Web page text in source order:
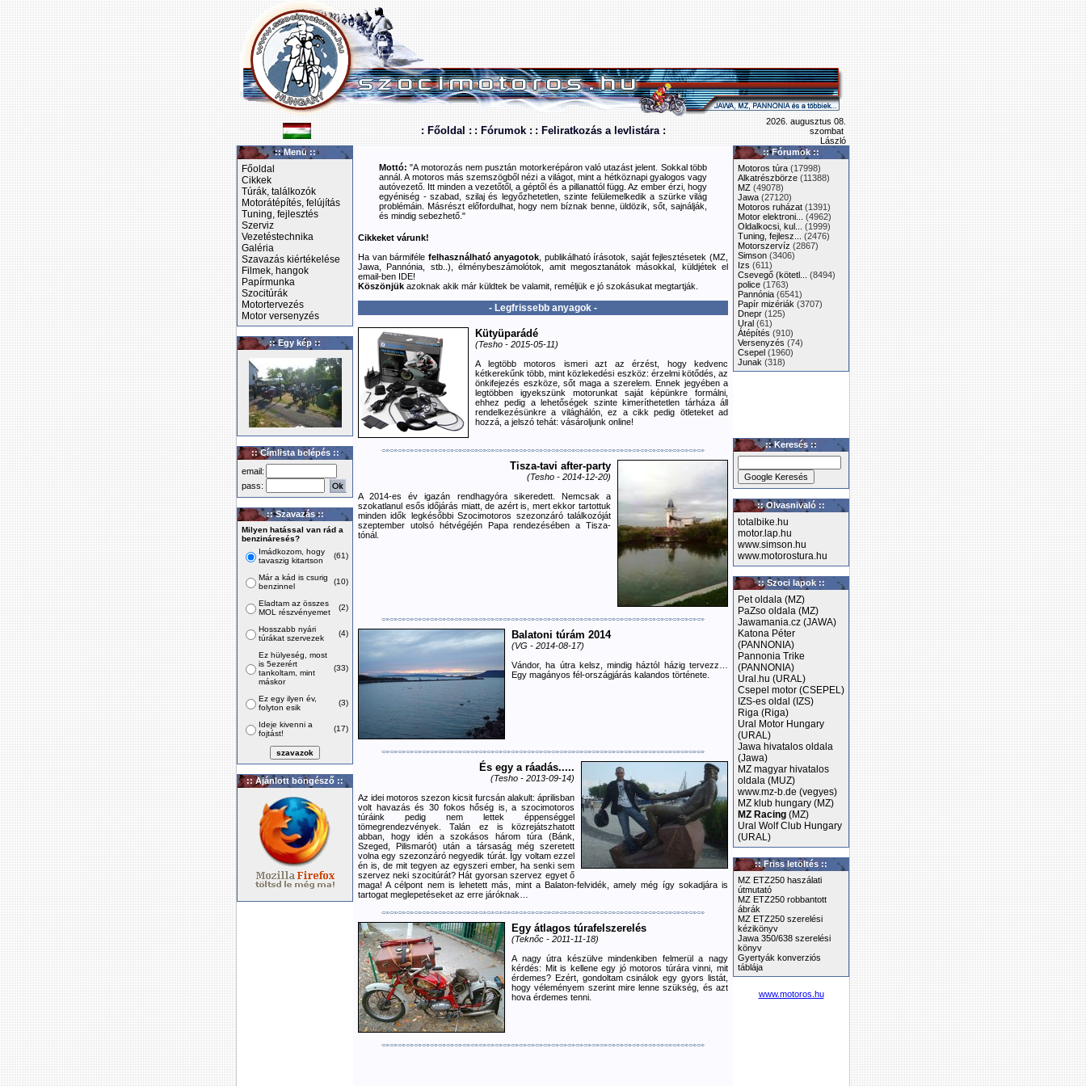
: Főoldal : : Fórumok : : Feliratkozás a levlistára :
2026. augusztus 08.
szombat
László
:: Menü ::
Főoldal
Cikkek
Túrák, találkozók
Motorátépítés, felújítás
Tuning, fejlesztés
Szerviz
Vezetéstechnika
Galéria
Szavazás kiértékelése
Filmek, hangok
Papírmunka
Szocitúrák
Motortervezés
Motor versenyzés
:: Egy kép ::
:: Címlista belépés ::
email:
pass:
:: Szavazás ::
Milyen hatással van rád a
benzináresés?
Imádkozom, hogy
tavaszig kitartson
(61)
Már a kád is csurig
benzinnel
(10)
Eladtam az összes
MOL részvényemet
(2)
Hosszabb nyári
túrákat szervezek
(4)
Ez hülyeség, most
is 5ezerért
tankoltam, mint
máskor
(33)
Ez egy ilyen év,
folyton esik
(3)
Ideje kivenni a
fojtást!
(17)
:: Ajánlott böngésző ::
Mottó: "A motorozás nem pusztán motorkerépáron való utazást jelent. Sokkal több
annál. A motoros más szemszögből nézi a világot, mint a hétköznapi gyalogos vagy
autóvezető. Itt minden a vezetőtől, a géptől és a pillanattól függ. Az ember érzi, hogy
egyéniség - szabad, szilaj és legyőzhetetlen, szinte felülemelkedik a szürke világ
problémáin. Másrészt előfordulhat, hogy nem bíznak benne, üldözik, sőt, sajnálják,
és mindig sebezhető."
Cikkeket várunk!
Ha van bármiféle felhasználható anyagotok , publikálható írásotok, saját fejlesztésetek (MZ,
Jawa, Pannónia, stb..), élménybeszámolótok, amit megosztanátok másokkal, küldjétek el
email-ben IDE!
Köszönjük azoknak akik már küldtek be valamit, reméljük e jó szokásukat megtartják.
- Legfrissebb anyagok -
Kütyüparádé
(Tesho - 2015-05-11)
A legtöbb motoros ismeri azt az érzést, hogy kedvenc
kétkerekűnk több, mint közlekedési eszköz: érzelmi kötődés, az
önkifejezés eszköze, sőt maga a szerelem. Ennek jegyében a
legtöbben igyekszünk motorunkat saját képünkre formálni,
ehhez pedig a lehetőségek szinte kimeríthetetlen tárháza áll
rendelkezésünkre a világhálón, ez a cikk pedig ötleteket ad
hozzá, a jelszó tehát: vásároljunk online!
Tisza-tavi after-party
(Tesho - 2014-12-20)
A 2014-es év igazán rendhagyóra sikeredett. Nemcsak a
szokatlanul esős időjárás miatt, de azért is, mert ekkor tartottuk
minden idők legkésőbbi Szocimotoros szezonzáró találkozóját
szeptember utolsó hétvégéjén Papa rendezésében a Tisza-
tónál.
Balatoni túrám 2014
(VG - 2014-08-17)
Vándor, ha útra kelsz, mindig háztól házig tervezz…
Egy magányos fél-országjárás kalandos története.
És egy a ráadás.....
(Tesho - 2013-09-14)
Az idei motoros szezon kicsit furcsán alakult: áprilisban
volt havazás és 30 fokos hőség is, a szocimotoros
túráink pedig nem lettek éppenséggel
tömegrendezvények. Talán ez is közrejátszhatott
abban, hogy idén a szokásos három túra (Bánk,
Szeged, Pilismarót) után a társaság még szeretett
volna egy szezonzáró negyedik túrát. Így voltam ezzel
én is, de mit tegyen az egyszeri ember, ha senki sem
szervez neki szocitúrát? Hát gyorsan szervez egyet ő
maga! A célpont nem is lehetett más, mint a Balaton-felvidék, amely még így sokadjára is
tartogat meglepetéseket az erre járóknak…
Egy átlagos túrafelszerelés
(Teknőc - 2011-11-18)
A nagy útra készülve mindenkiben felmerül a nagy
kérdés: Mit is kellene egy jó motoros túrára vinni, mit
érdemes? Ezért, gondoltam csinálok egy gyors listát,
hogy véleményem szerint mire lenne szükség, és azt
hova érdemes tenni.
:: Fórumok ::
Motoros túra (17998)
Alkatrészbörze (11388)
MZ (49078)
Jawa (27120)
Motoros ruházat (1391)
Motor elektroni...
(4962)
Oldalkocsi, kul...
(1999)
Tuning, fejlesz...
(2476)
Motorszervíz (2867)
Simson (3406)
Izs (611)
Csevegő (kötetl...
(8494)
police (1763)
Pannónia (6541)
Papír mizériák (3707)
Dnepr (125)
Ural (61)
Átépítés (910)
Versenyzés (74)
Csepel (1960)
Junak (318)
:: Keresés ::
:: Olvasnivaló ::
totalbike.hu
motor.lap.hu
www.simson.hu
www.motorostura.hu
:: Szoci lapok ::
Pet oldala (MZ)
PaZso oldala (MZ)
Jawamania.cz (JAWA)
Katona Péter
(PANNONIA)
Pannonia Trike
(PANNONIA)
Ural.hu (URAL)
Csepel motor (CSEPEL)
IZS-es oldal (IZS)
Riga (Riga)
Ural Motor Hungary
(URAL)
Jawa hivatalos oldala
(Jawa)
MZ magyar hivatalos
oldala (MUZ)
www.mz-b.de (vegyes)
MZ klub hungary (MZ)
MZ Racing (MZ)
Ural Wolf Club Hungary
(URAL)
:: Friss letöltés ::
MZ ETZ250 haszálati
útmutató
MZ ETZ250 robbantott
ábrák
MZ ETZ250 szerelési
kézikönyv
Jawa 350/638 szerelési
könyv
Gyertyák konverziós
táblája
www.motoros.hu